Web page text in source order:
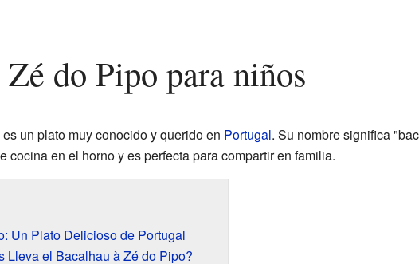
Zé do Pipo para niños
es un plato muy conocido y querido en Portugal. Su nombre significa
cocina en el horno y es perfecta para compartir en familia.
Un Plato Delicioso de Portugal
Lleva el Bacalhau à Zé do Pipo?